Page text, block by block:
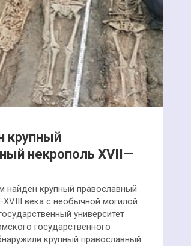
крупный
некрополь XVII—
найден крупный православный
века с необычной могилой
университет
государственного
крупный православный